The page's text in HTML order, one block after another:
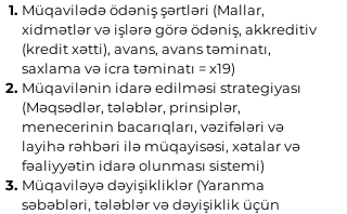
Müqavilədə ödəniş şərtləri (Mallar,
xidmətlər və işlərə görə ödəniş, akkreditiv
(kredit xətti), avans, avans təminatı,
saxlama və icra təminatı = x19)
Müqavilənin idarə edilməsi strategiyası
(Məqsədlər, tələblər, prinsiplər,
menecerinin bacarıqları, vəzifələri və
layihə rəhbəri ilə müqayisəsi, xətalar və
fəaliyyətin idarə olunması sistemi)
Müqaviləyə dəyişikliklər (Yaranma
səbəbləri, tələblər və dəyişiklik üçün